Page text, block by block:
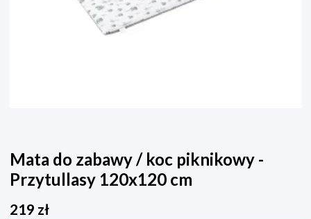
Mata do zabawy / koc piknikowy -
Przytullasy 120x120 cm
219 zł